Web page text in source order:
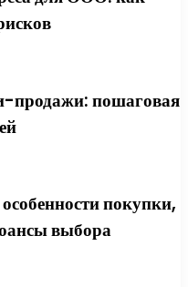
продажи: пошаговая
покупки,
выбора